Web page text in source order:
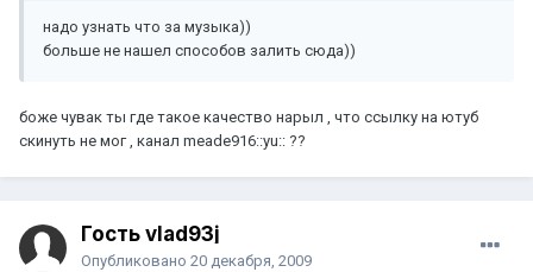
надо узнать что за музыка))
больше не нашел способов залить сюда))
боже чувак ты где такое качество нарыл , что ссылку на ютуб
скинуть не мог , канал meade916::yu:: ??
Гость vlad93j
Опубликовано 20 декабря, 2009